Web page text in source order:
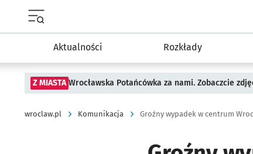
Aktualności Rozkłady
Z MIASTA Wrocławska Potańcówka za nami. Zobaczcie
wroclaw.pl Komunikacja